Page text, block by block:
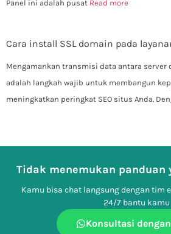
Panel ini adalah pusat Read more
Cara install SSL domain pada
Mengamankan transmisi data antara server
adalah langkah wajib untuk membangun
meningkatkan peringkat SEO situs Anda.
Tidak menemukan panduan
Kamu bisa chat langsung dengan tim
24/7 bantu kamu
Konsultasi